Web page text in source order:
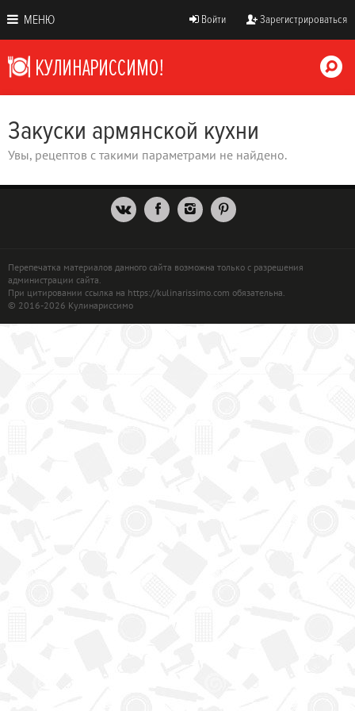
МЕНЮ Войти Зарегистрироваться
Закуски армянской кухни
Увы, рецептов с такими параметрами не найдено.
Перепечатка материалов данного сайта возможна только с разрешения
администрации сайта.
При цитировании ссылка на https://kulinarissimo.com обязательна.
© 2016-2026 Кулинариссимо